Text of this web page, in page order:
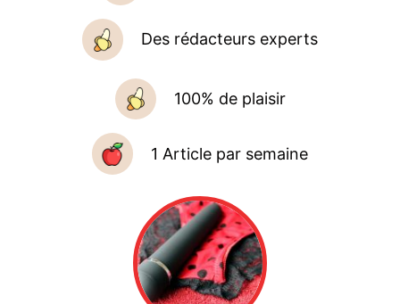
Des rédacteurs experts
100% de plaisir
1 Article par semaine